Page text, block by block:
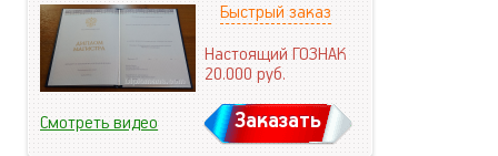
Быстрый заказ
Настоящий ГОЗНАК
20.000руб.
Смотреть видео Заказать